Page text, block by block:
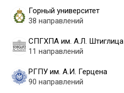
Горный университет
38 направлений
СПГХПА им. А.Л. Штиглица
11 направлений
РГПУ им. А.И. Герцена
90 направлений